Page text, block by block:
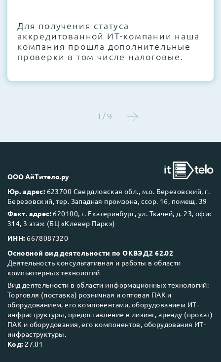
Этап 4:Стресс-тестирование под 100%
нагрузкой в течение 72 часов для
проверки стабильности всех подсистем
Next Business Day (NBD)
Для получения статуса
аккредитованной ИТ-компании наша
компания прошла дополнительные
проверки в том числе налоговые.
1 / 9
ООО АйТитело.ру
Юр. адрес: 623700 Свердловская обл., м.о. Березовский, г.
Березовский, тер. Западная промзона, ссор. 16, помещ. 39
Факт. адрес: 620100, г. Екатеринбург, ул. Ткачей, д. 23, офис
314, 3 этаж (БЦ «Клевер Парк»)
ИНН: 6678087320
Основной вид деятельности по ОКВЭД2 62.02
Деятельность консультативная и работы в области
компьютерных технологий
Вид деятельности в области информационных технологий:
Торговля (поставка) розничная и оптовая ПАК и
оборудованием, его компонентами, оборудованием ИТ-
инфраструктуры, предоставление в лизинг, аренду (прокат)
ПАК и оборудования, его компонентов, оборудования ИТ-
инфраструктуры.
Код: 27.01